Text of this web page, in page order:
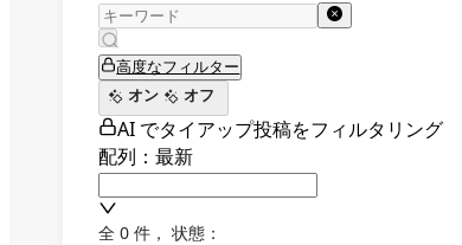
高度なフィルター
オン
オフ
AI でタイアップ投稿をフィルタリング
配列：最新
全 0 件 ， 状態：